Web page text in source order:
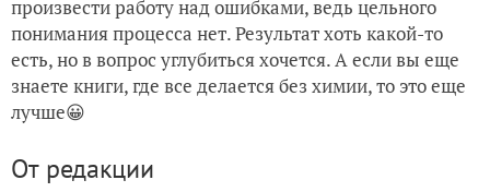
произвести работу над ошибками, ведь цельного
понимания процесса нет. Результат хоть какой-то
есть, но в вопрос углубиться хочется. А если вы еще
знаете книги, где все делается без химии, то это еще
лучше😀
От редакции